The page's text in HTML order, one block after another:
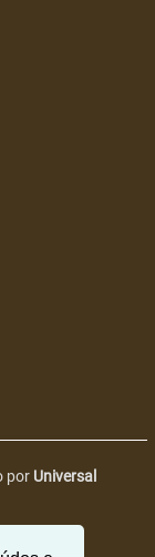
por Universal